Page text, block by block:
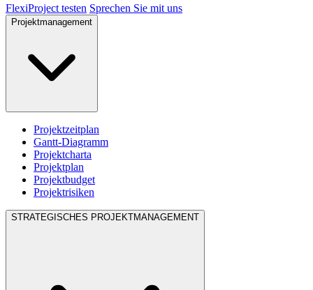
FlexiProject testen Sprechen Sie mit uns
Projektmanagement
Projektzeitplan
Gantt-Diagramm
Projektcharta
Projektplan
Projektbudget
Projektrisiken
STRATEGISCHES PROJEKTMANAGEMENT